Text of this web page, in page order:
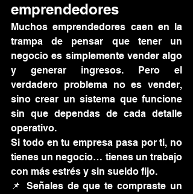
emprendedores
Muchos emprendedores caen en la
trampa de pensar que tener un
negocio es simplemente vender algo
y generar ingresos. Pero el
verdadero problema no es vender,
sino crear un sistema que funcione
sin que dependas de cada detalle
operativo.
Si todo en tu empresa pasa por ti, no
tienes un negocio… tienes un trabajo
con más estrés y sin sueldo fijo.
📌 Señales de que te compraste un